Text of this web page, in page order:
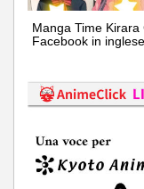
Manga Time
Facebook in inglese